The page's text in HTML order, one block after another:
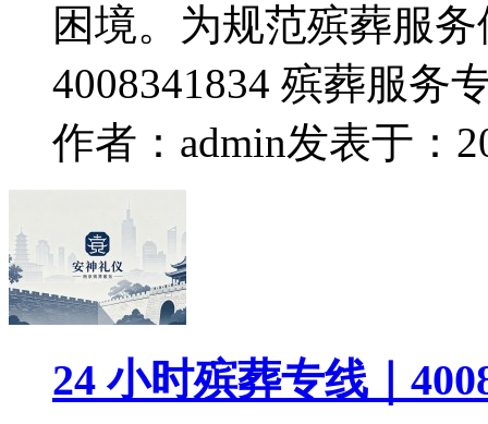
困境。为规范殡葬服
4008341834 殡葬服务
作者：admin发表于：
24 小时殡葬专线｜